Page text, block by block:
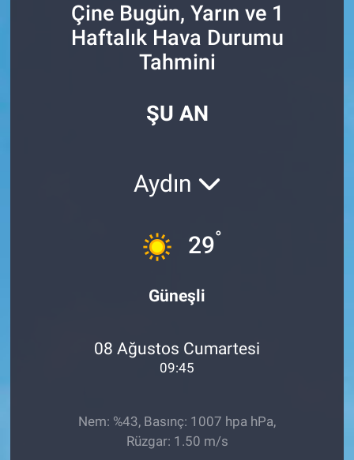
Çine Bugün, Yarın ve 1
Haftalık Hava Durumu
Tahmini
ŞU AN
Aydın
29°
Güneşli
08 Ağustos Cumartesi
09:45
Nem: %43, Basınç: 1007 hpa hPa,
Rüzgar: 1.50 m/s
EĞİTİM
KÜLTÜR-SANAT